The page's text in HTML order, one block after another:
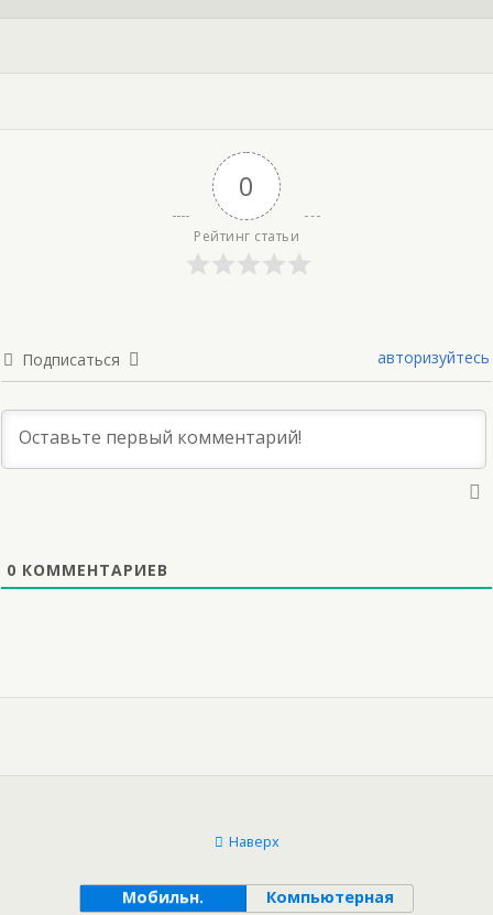
0
Рейтинг статьи
Подписаться авторизуйтесь
0 КОММЕНТАРИЕВ
Наверх
Мобильн. Компьютерная